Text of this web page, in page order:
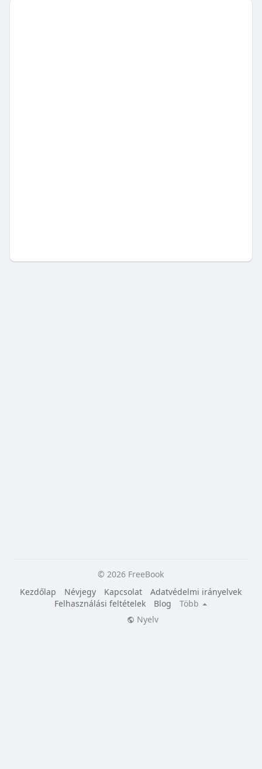
© 2026 FreeBook
Kezdőlap
Névjegy Kapcsolat
Adatvédelmi irányelvek
Felhasználási feltételek
Blog
Több
Nyelv